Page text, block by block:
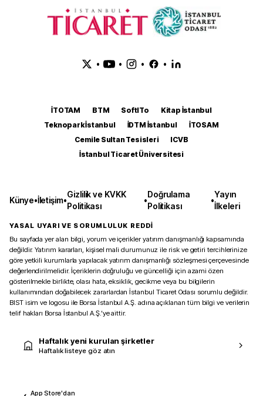
• • • •
İTOTAM BTM SoftITo
Kitap İstanbul
Teknopark İstanbul
İDTM İstanbul
İTOSAM
Cemile Sultan Tesisleri
ICVB
İstanbul Ticaret Üniversitesi
Künye•İletişim•
Gizlilik ve KVKK
Politikası
•
Doğrulama
Politikası
•
Yayın
İlkeleri
YASAL UYARI VE SORUMLULUK REDDİ
Bu sayfada yer alan bilgi, yorum ve içerikler yatırım danışmanlığı kapsamında
değildir. Yatırım kararları, kişisel mali durumunuz ile risk ve getiri tercihlerinize
göre yetkili kurumlarla yapılacak yatırım danışmanlığı sözleşmesi çerçevesinde
değerlendirilmelidir. İçeriklerin doğruluğu ve güncelliği için azami özen
gösterilmekle birlikte, olası hata, eksiklik, gecikme veya bu bilgilerin
kullanımından doğabilecek zararlardan İstanbul Ticaret Odası sorumlu değildir.
BIST isim ve logosu ile Borsa İstanbul A.Ş. adına açıklanan tüm bilgi ve verilerin
telif hakları Borsa İstanbul A.Ş.’ye aittir.
Haftalık yeni kurulan şirketler
Haftalık listeye göz atın
App Store'dan